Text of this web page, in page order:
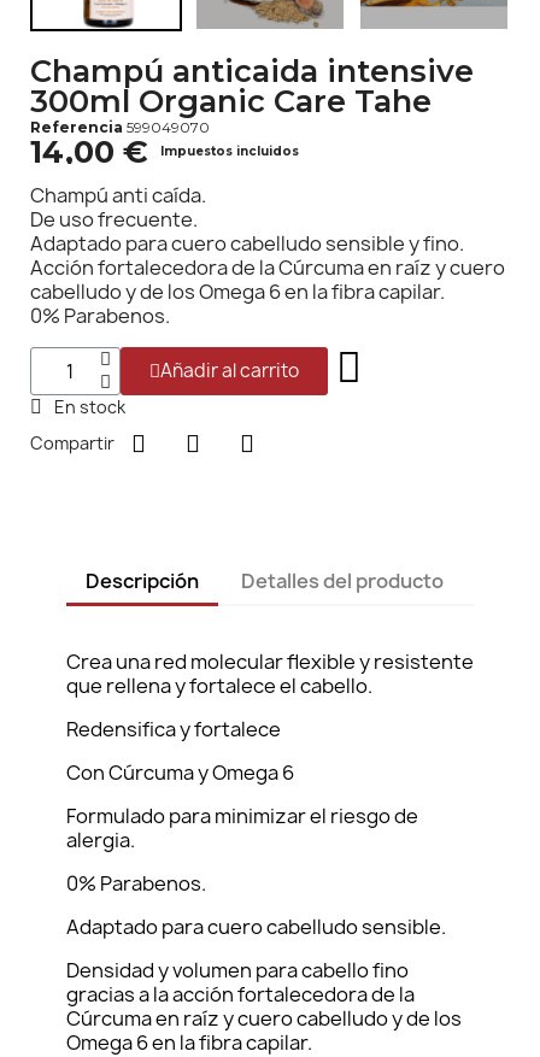
Champú anticaida intensive
300ml Organic Care Tahe
Referencia 599049070
14,00 € Impuestos incluidos
Champú anti caída.
De uso frecuente.
Adaptado para cuero cabelludo sensible y fino.
Acción fortalecedora de la Cúrcuma en raíz y cuero
cabelludo y de los Omega 6 en la fibra capilar.
0% Parabenos.
Añadir al carrito
En stock
Compartir
Descripción Detalles del producto
Crea una red molecular flexible y resistente
que rellena y fortalece el cabello.
Redensifica y fortalece
Con Cúrcuma y Omega 6
Formulado para minimizar el riesgo de
alergia.
0% Parabenos.
Adaptado para cuero cabelludo sensible.
Densidad y volumen para cabello fino
gracias a la acción fortalecedora de la
Cúrcuma en raíz y cuero cabelludo y de los
Omega 6 en la fibra capilar.